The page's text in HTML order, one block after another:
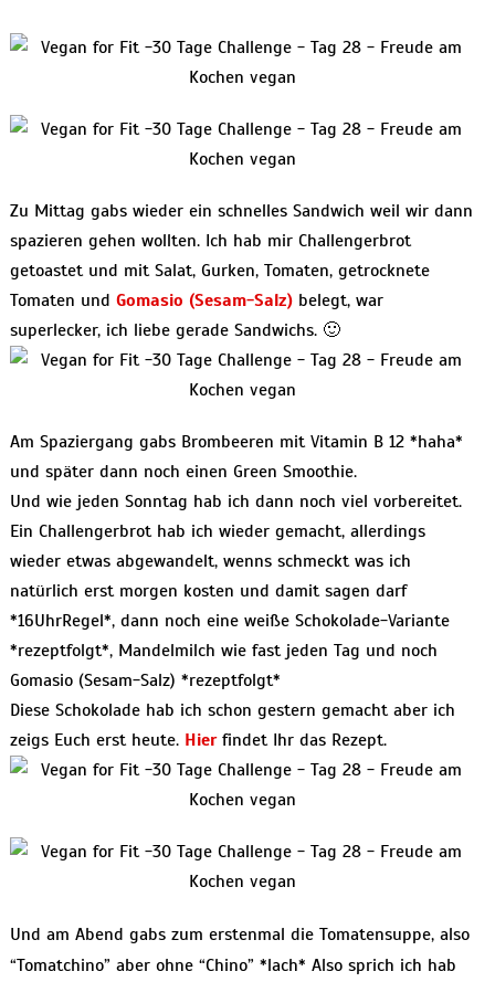
Zu Mittag gabs wieder ein schnelles Sandwich weil wir dann
spazieren gehen wollten. Ich hab mir Challengerbrot
getoastet und mit Salat, Gurken, Tomaten, getrocknete
Tomaten und Gomasio (Sesam-Salz)belegt, war
superlecker, ich liebe gerade Sandwichs. 🙂
Am Spaziergang gabs Brombeeren mit Vitamin B 12 *haha*
und später dann noch einen Green Smoothie.
Und wie jeden Sonntag hab ich dann noch viel vorbereitet.
Ein Challengerbrot hab ich wieder gemacht, allerdings
wieder etwas abgewandelt, wenns schmeckt was ich
natürlich erst morgen kosten und damit sagen darf
*16UhrRegel*, dann noch eine weiße Schokolade-Variante
*rezeptfolgt*, Mandelmilch wie fast jeden Tag und noch
Gomasio (Sesam-Salz) *rezeptfolgt*
Diese Schokolade hab ich schon gestern gemacht aber ich
zeigs Euch erst heute. Hier findet Ihr das Rezept.
Und am Abend gabs zum erstenmal die Tomatensuppe, also
“Tomatchino” aber ohne “Chino” *lach* Also sprich ich hab